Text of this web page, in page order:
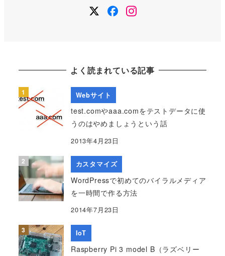
Twitter
Facebook
Instagram
よく読まれている記事
Webサイト
test.comやaaa.comをテストデータに使
うのはやめましょうという話
2013年4月23日
カスタマイズ
WordPressで初めてのバイラルメディア
を一時間で作る方法
2014年7月23日
IoT
Raspberry Pi 3 model B（ラズベリー